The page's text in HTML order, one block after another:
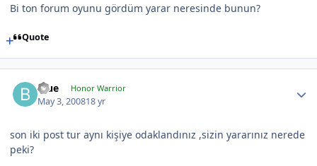
Bi ton forum oyunu gördüm yarar neresinde bunun?
Quote
Blue Honor Warrior
May 3, 200818 yr
son iki post tur aynı kişiye odaklandınız ,sizin yararınız nerede
peki?